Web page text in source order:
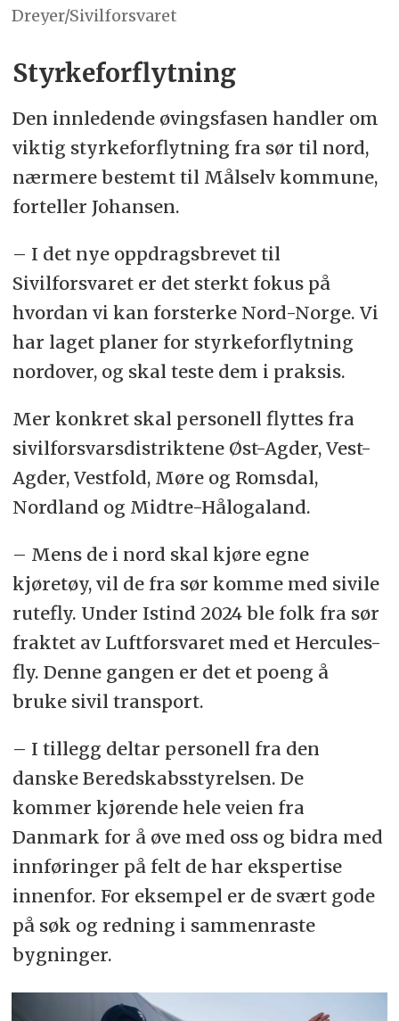
Dreyer/Sivilforsvaret
Styrkeforflytning
Den innledende øvingsfasen handler om
viktig styrkeforflytning fra sør til nord,
nærmere bestemt til Målselv kommune,
forteller Johansen.
– I det nye oppdragsbrevet til
Sivilforsvaret er det sterkt fokus på
hvordan vi kan forsterke Nord-Norge. Vi
har laget planer for styrkeforflytning
nordover, og skal teste dem i praksis.
Mer konkret skal personell flyttes fra
sivilforsvarsdistriktene Øst-Agder, Vest-
Agder, Vestfold, Møre og Romsdal,
Nordland og Midtre-Hålogaland.
– Mens de i nord skal kjøre egne
kjøretøy, vil de fra sør komme med sivile
rutefly. Under Istind 2024 ble folk fra sør
fraktet av Luftforsvaret med et Hercules-
fly. Denne gangen er det et poeng å
bruke sivil transport.
– I tillegg deltar personell fra den
danske Beredskabsstyrelsen. De
kommer kjørende hele veien fra
Danmark for å øve med oss og bidra med
innføringer på felt de har ekspertise
innenfor. For eksempel er de svært gode
på søk og redning i sammenraste
bygninger.